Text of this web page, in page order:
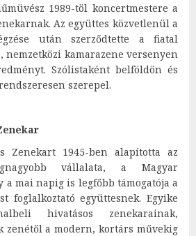
1989-töl koncertmestere a
Az együttes közvetlenül a
után szerződtette a fiatal
nemzetközi kamarazene versenyen
Szólistaként belföldön és
szerepel.
Zenekart 1945-ben alapította az
vállalata, a Magyar
a mai napig is legfőbb támogatója a
foglalkoztató együttesnek. Egyike
hivatásos zenekarainak,
zenétől a modern, kortárs művekig